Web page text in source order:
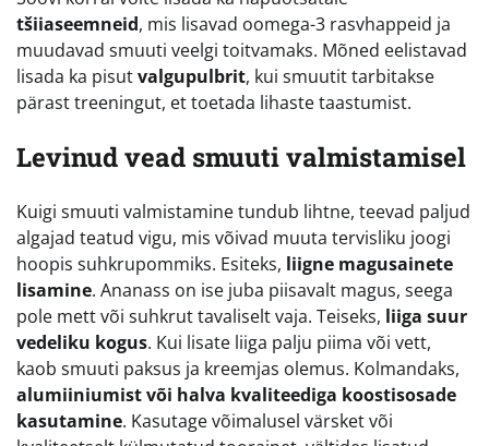
tšiiaseemneid, mis lisavad oomega-3 rasvhappeid ja
muudavad smuuti veelgi toitvamaks. Mõned eelistavad
lisada ka pisutvalgupulbrit, kui smuutit tarbitakse
pärast treeningut, et toetada lihaste taastumist.
Levinud vead smuuti valmistamisel
Kuigi smuuti valmistamine tundub lihtne, teevad paljud
algajad teatud vigu, mis võivad muuta tervisliku joogi
hoopis suhkrupommiks. Esiteks, liigne magusainete
lisamine. Ananass on ise juba piisavalt magus, seega
pole mett või suhkrut tavaliselt vaja. Teiseks, liiga suur
vedeliku kogus. Kui lisate liiga palju piima või vett,
kaob smuuti paksus ja kreemjas olemus. Kolmandaks,
alumiiniumist või halva kvaliteediga koostisosade
kasutamine. Kasutage võimalusel värsket või